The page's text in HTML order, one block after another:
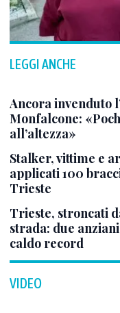
LEGGI ANCHE
Ancora invenduto
Monfalcone:
all’altezza»
Stalker, vittime e
applicati 100
Trieste
Trieste, stroncati
strada: due
caldo record
VIDEO